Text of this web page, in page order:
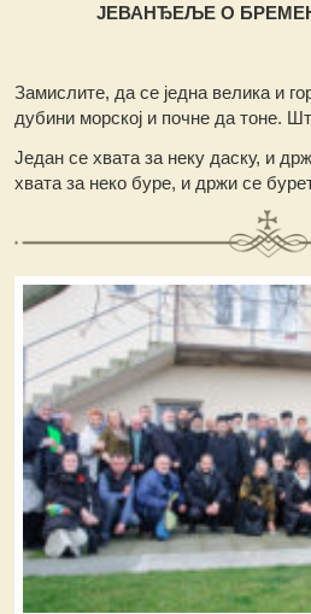
ЈЕВАНЂЕЉЕ О
Замислите, да се једна велика и
дубини морској и почне да тоне.
Један се хвата за неку даску, и
хвата за неко буре, и држи се